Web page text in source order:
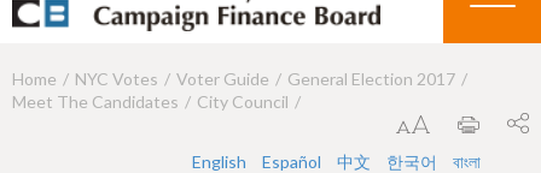
Y
Home NYC Votes Voter Guide
General Election 2017
Meet The Candidates
City Council
English Español 中文 한국어 বাংলা